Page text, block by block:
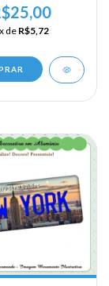
York
x de R$5,72